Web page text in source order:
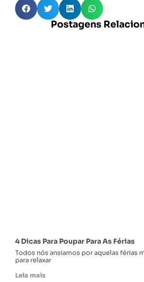
Postagens
4 Dicas Para Poupar Para As Férias
Todos nós ansiamos por aquelas férias
para relaxar
Leia mais